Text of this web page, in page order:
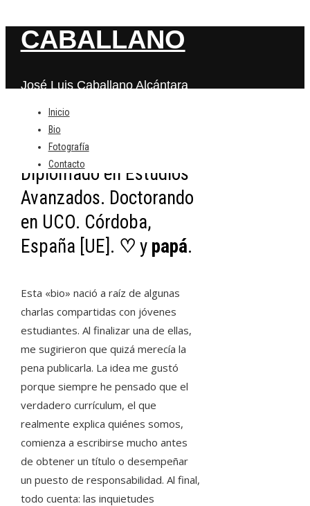
CABALLANO
José Luis Caballano Alcántara
Inicio
Bio
Fotografía
Contacto
Ingeniero de
Organización Industrial
Diplomado en Estudios
Avanzados. Doctorando
en UCO. Córdoba,
España [UE]. ♡ y papá.
Esta «bio» nació a raíz de algunas
charlas compartidas con jóvenes
estudiantes. Al finalizar una de ellas,
me sugirieron que quizá merecía la
pena publicarla. La idea me gustó
porque siempre he pensado que el
verdadero currículum, el que
realmente explica quiénes somos,
comienza a escribirse mucho antes
de obtener un título o desempeñar
un puesto de responsabilidad. Al final,
todo cuenta: las inquietudes